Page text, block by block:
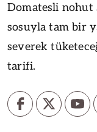
Domatesli nohut
sosuyla tam bir
severek
tarifi.